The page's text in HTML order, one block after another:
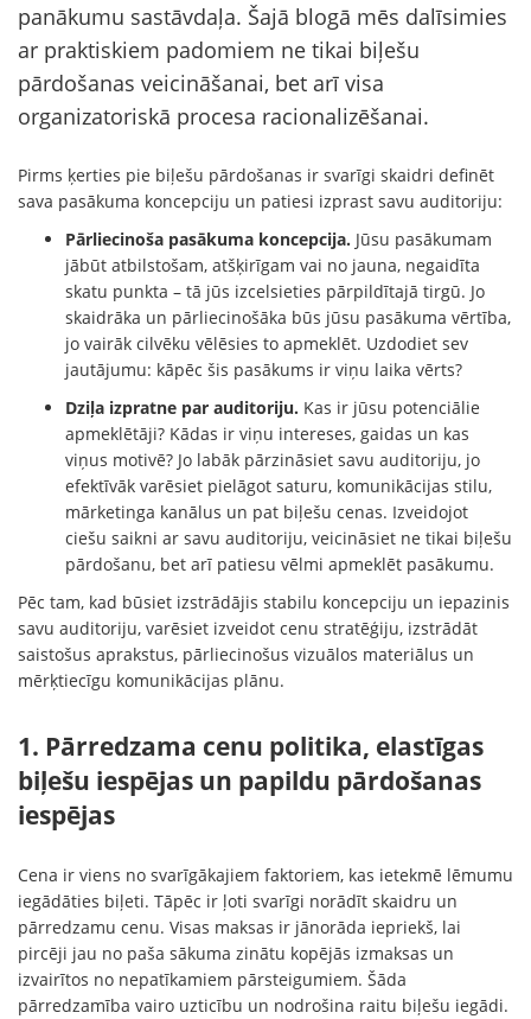
panākumu sastāvdaļa. Šajā blogā mēs dalīsimies
ar praktiskiem padomiem ne tikai biļešu
pārdošanas veicināšanai, bet arī visa
organizatoriskā procesa racionalizēšanai.
Pirms ķerties pie biļešu pārdošanas ir svarīgi skaidri definēt
sava pasākuma koncepciju un patiesi izprast savu auditoriju:
Pārliecinoša pasākuma koncepcija. Jūsu pasākumam
jābūt atbilstošam, atšķirīgam vai no jauna, negaidīta
skatu punkta – tā jūs izcelsieties pārpildītajā tirgū. Jo
skaidrāka un pārliecinošāka būs jūsu pasākuma vērtība,
jo vairāk cilvēku vēlēsies to apmeklēt. Uzdodiet sev
jautājumu: kāpēc šis pasākums ir viņu laika vērts?
Dziļa izpratne par auditoriju. Kas ir jūsu potenciālie
apmeklētāji? Kādas ir viņu intereses, gaidas un kas
viņus motivē? Jo labāk pārzināsiet savu auditoriju, jo
efektīvāk varēsiet pielāgot saturu, komunikācijas stilu,
mārketinga kanālus un pat biļešu cenas. Izveidojot
ciešu saikni ar savu auditoriju, veicināsiet ne tikai biļešu
pārdošanu, bet arī patiesu vēlmi apmeklēt pasākumu.
Pēc tam, kad būsiet izstrādājis stabilu koncepciju un iepazinis
savu auditoriju, varēsiet izveidot cenu stratēģiju, izstrādāt
saistošus aprakstus, pārliecinošus vizuālos materiālus un
mērķtiecīgu komunikācijas plānu.
1. Pārredzama cenu politika, elastīgas
biļešu iespējas un papildu pārdošanas
iespējas
Cena ir viens no svarīgākajiem faktoriem, kas ietekmē lēmumu
iegādāties biļeti. Tāpēc ir ļoti svarīgi norādīt skaidru un
pārredzamu cenu. Visas maksas ir jānorāda iepriekš, lai
pircēji jau no paša sākuma zinātu kopējās izmaksas un
izvairītos no nepatīkamiem pārsteigumiem. Šāda
pārredzamība vairo uzticību un nodrošina raitu biļešu iegādi.